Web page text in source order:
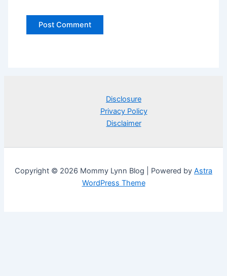
Disclosure
Privacy Policy
Disclaimer
Copyright © 2026 Mommy Lynn Blog | Powered by Astra
WordPress Theme